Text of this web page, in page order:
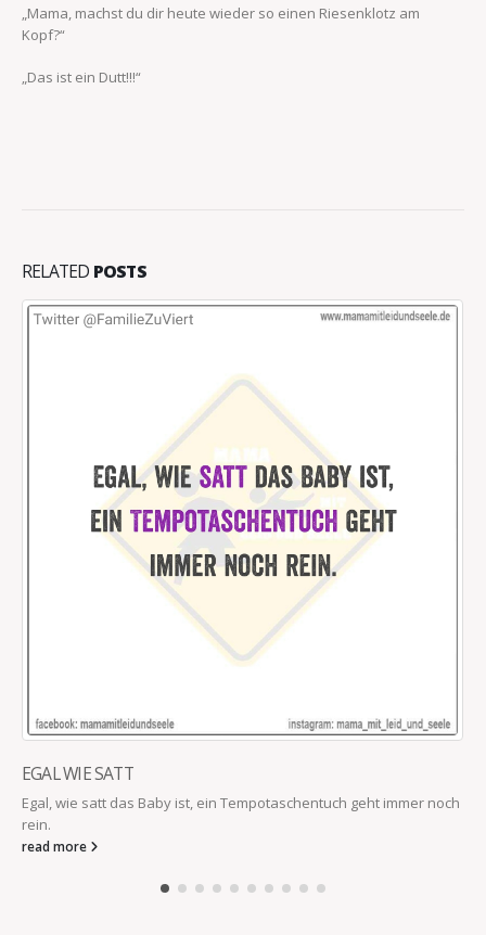
„Mama, machst du dir heute wieder so einen Riesenklotz am
Kopf?“
„Das ist ein Dutt!!!“
RELATED POSTS
EGAL WIE SATT
Egal, wie satt das Baby ist, ein Tempotaschentuch geht immer noch
rein.
read more